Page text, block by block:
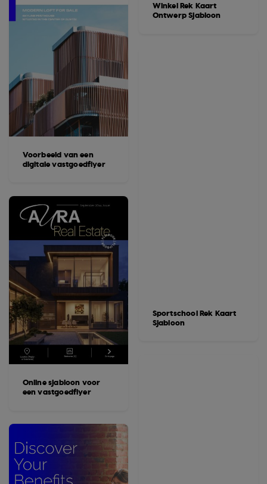
Voorbeeld van een
digitale vastgoedflyer
Online sjabloon voor
een vastgoedflyer
Winkel Rek Kaart
Ontwerp Sjabloon
Sportschool Rek Kaart
Sjabloon